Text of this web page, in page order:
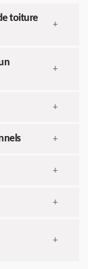
toiture
+
+
+
+
+
+
+